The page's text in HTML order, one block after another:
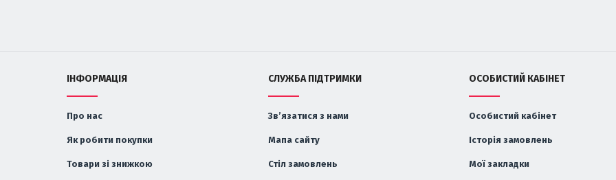
ІНФОРМАЦІЯ
Про нас
Як робити покупки
Товари зі знижкою
СЛУЖБА ПІДТРИМКИ
Зв’язатися з нами
Мапа сайту
Стіл замовлень
ОСОБИСТИЙ КАБІНЕТ
Особистий кабінет
Історія замовлень
Мої закладки